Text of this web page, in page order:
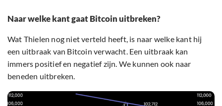
Naar welke kant gaat Bitcoin uitbreken?
Wat Thielen nog niet verteld heeft, is naar welke kant hij
een uitbraak van Bitcoin verwacht. Een uitbraak kan
immers positief en negatief zijn. We kunnen ook naar
beneden uitbreken.